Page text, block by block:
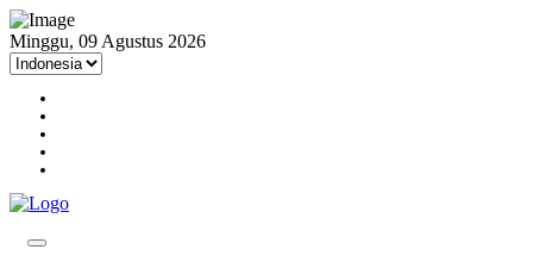
Minggu, 09 Agustus 2026